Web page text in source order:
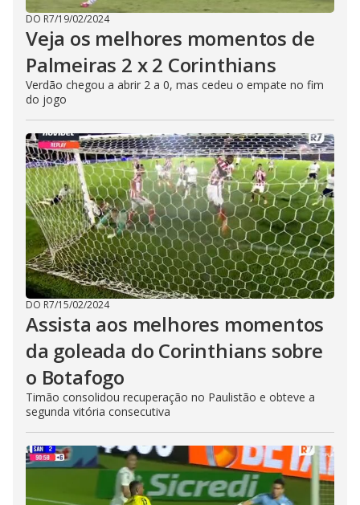
DO R7/19/02/2024
Veja os melhores momentos de
Palmeiras 2 x 2 Corinthians
Verdão chegou a abrir 2 a 0, mas cedeu o empate no fim
do jogo
DO R7/15/02/2024
Assista aos melhores momentos
da goleada do Corinthians sobre
o Botafogo
Timão consolidou recuperação no Paulistão e obteve a
segunda vitória consecutiva